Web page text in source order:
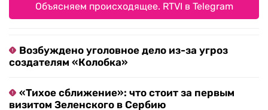
Объясняем происходящее. RTVI в Telegram
Возбуждено уголовное дело из-за угроз
создателям «Колобка»
«Тихое сближение»: что стоит за первым
визитом Зеленского в Сербию